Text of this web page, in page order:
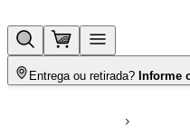
Entrega ou retirada? Informe